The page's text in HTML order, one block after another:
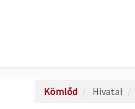
Kömlőd Hivatal